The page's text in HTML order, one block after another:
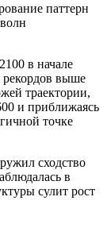
паттерн
в начале
рекордов выше
траектории,
и приближаясь
точке
сходство
в
сулит рост